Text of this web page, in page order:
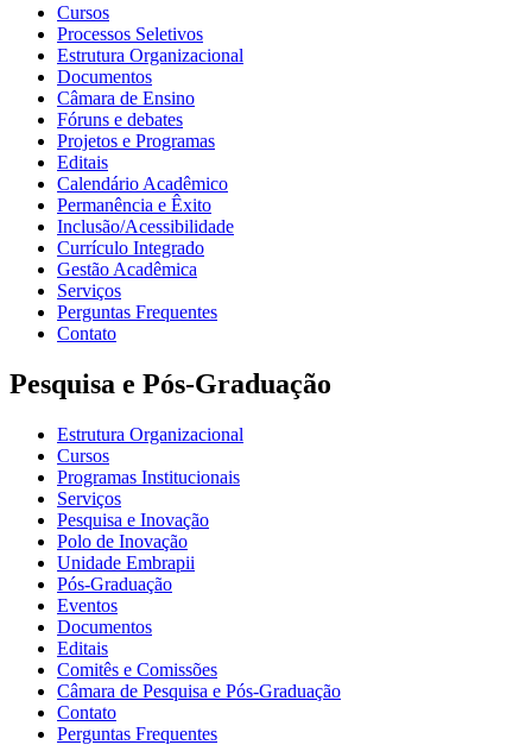
Cursos
Processos Seletivos
Estrutura Organizacional
Documentos
Câmara de Ensino
Fóruns e debates
Projetos e Programas
Editais
Calendário Acadêmico
Permanência e Êxito
Inclusão/Acessibilidade
Currículo Integrado
Gestão Acadêmica
Serviços
Perguntas Frequentes
Contato
Pesquisa e Pós-Graduação
Estrutura Organizacional
Cursos
Programas Institucionais
Serviços
Pesquisa e Inovação
Polo de Inovação
Unidade Embrapii
Pós-Graduação
Eventos
Documentos
Editais
Comitês e Comissões
Câmara de Pesquisa e Pós-Graduação
Contato
Perguntas Frequentes